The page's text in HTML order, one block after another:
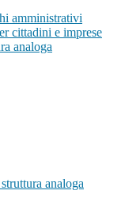
amministrativi
cittadini e imprese
analoga
analoga